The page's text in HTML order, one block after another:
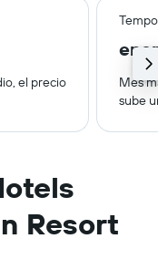
el precio
Mes
sube
Resort